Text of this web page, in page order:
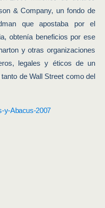
& Company, un fondo de
que apostaba por el
obtenía beneficios por ese
y otras organizaciones
legales y éticos de un
de Wall Street como del
y-Abacus-2007